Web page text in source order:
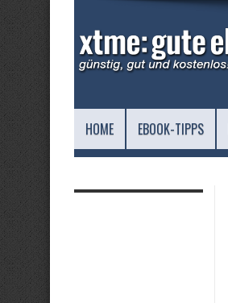
HOME EBOOK-TIPPS